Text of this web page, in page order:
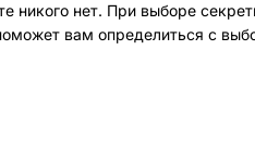
никого нет. При выборе
вам определиться с